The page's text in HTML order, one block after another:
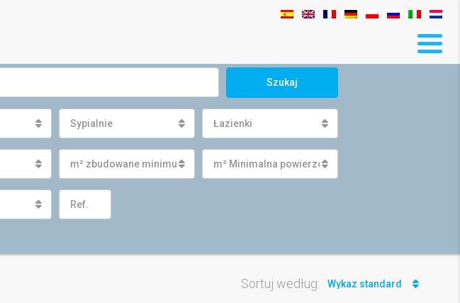
Szukaj
Sypialnie Łazienki
m² zbudowane minimum m² Minimalna powierzchnia działki
Sortuj według: Wykaz standard